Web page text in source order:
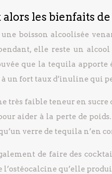
alors les bienfaits
boisson alcoolisée
elle reste un
que la tequila
à un fort taux d’inuline qui
très faible teneur en
aider à la perte de
verre de tequila n’en
de faire des
l’ostéocalcine qu’elle